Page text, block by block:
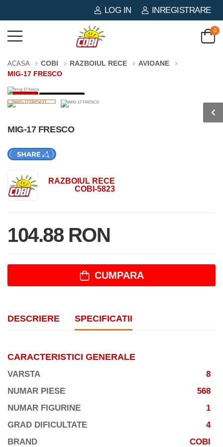
LOG IN INREGISTRARE
0
ACASA COBI RAZBOIUL RECE
AVIOANE
MIG-17 FRESCO
-3% 568 PIESE
MIG-17 FRESCO
RAZBOIUL RECE
COBI-5823
104.88 RON
CUMPARA
DESCRIERE SPECIFICATII
CARACTERISTICI GENERALE
VARSTA
8
NUMAR PIESE
568
NUMAR FIGURINE
1
GRAD DIFICULTATE
4
BRAND
COBI